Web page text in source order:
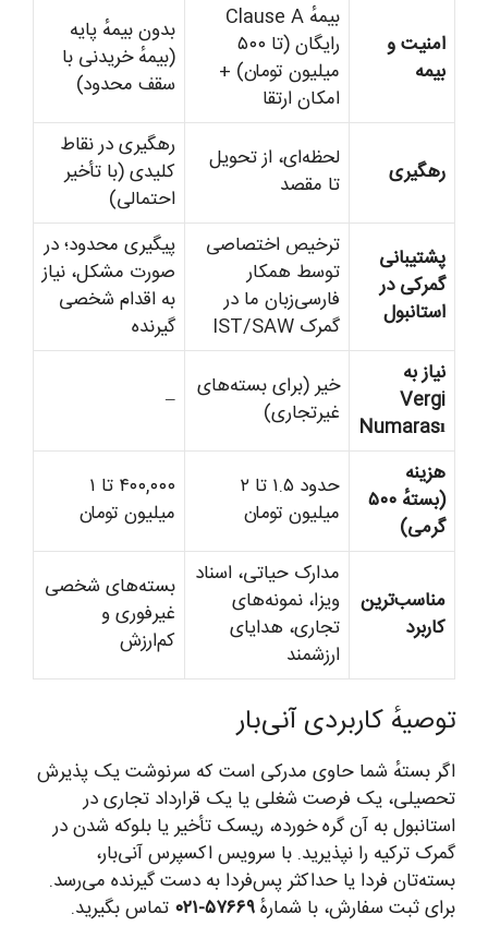
امنیت و
بیمه
بیمهٔ Clause A
رایگان (تا ۵۰۰
میلیون تومان) +
امکان ارتقا
بدون بیمهٔ پایه
(بیمهٔ خریدنی با
سقف محدود)
رهگیری
لحظه‌ای، از تحویل
تا مقصد
رهگیری در نقاط
کلیدی (با تأخیر
احتمالی)
پشتیبانی
گمرکی در
استانبول
ترخیص اختصاصی
توسط همکار
فارسی‌زبان ما در
گمرک IST/SAW
پیگیری محدود؛ در
صورت مشکل، نیاز
به اقدام شخصی
گیرنده
نیاز به
Vergi
Numarası
خیر (برای بسته‌های
غیرتجاری)
–
هزینه
(بستهٔ ۵۰۰
گرمی)
حدود ۱.۵ تا ۲
میلیون تومان
۴۰۰,۰۰۰ تا ۱
میلیون تومان
مناسب‌ترین
کاربرد
مدارک حیاتی، اسناد
ویزا، نمونه‌های
تجاری، هدایای
ارزشمند
بسته‌های شخصی
غیرفوری و
کم‌ارزش
توصیهٔ کاربردی آنی‌بار
اگر بستهٔ شما حاوی مدرکی است که سرنوشت یک پذیرش
تحصیلی، یک فرصت شغلی یا یک قرارداد تجاری در
استانبول به آن گره خورده، ریسک تأخیر یا بلوکه شدن در
گمرک ترکیه را نپذیرید. با سرویس اکسپرس آنی‌بار،
بسته‌تان فردا یا حداکثر پس‌فردا به دست گیرنده می‌رسد.
برای ثبت سفارش، با شمارهٔ۵۷۶۶۹-۰۲۱ تماس بگیرید.